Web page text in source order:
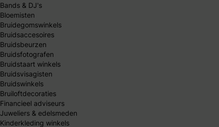
Bands & DJ's
Bloemisten
Bruidegomswinkels
Bruidsaccesoires
Bruidsbeurzen
Bruidsfotografen
Bruidstaart winkels
Bruidsvisagisten
Bruidswinkels
Bruiloftdecoraties
Financieel adviseurs
Juweliers & edelsmeden
Kinderkleding winkels